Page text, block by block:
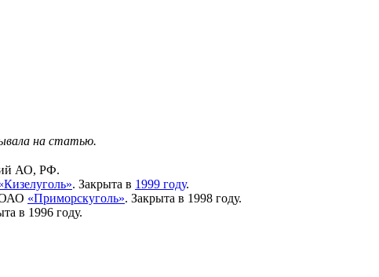
на статью.
АО, РФ.
. Закрыта в 1999 году.
ОАО «Приморскуголь». Закрыта в 1998 году.
в 1996 году.